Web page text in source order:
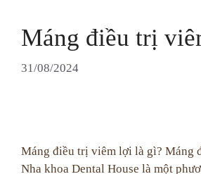
Máng điều trị
31/08/2024
Máng điều trị viêm lợi là gì? Máng
Nha khoa Dental House là một